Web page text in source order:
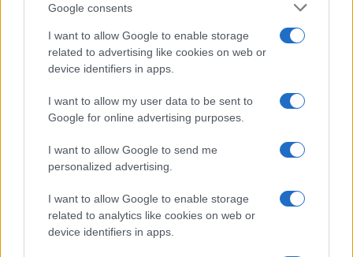
Google consents
I want to allow Google to enable storage
related to advertising like cookies on web or
device identifiers in apps.
I want to allow my user data to be sent to
Google for online advertising purposes.
I want to allow Google to send me
personalized advertising.
I want to allow Google to enable storage
related to analytics like cookies on web or
device identifiers in apps.
Μη επανδρωμένα επιφανείας Magura
εξαπέλυσαν drones κατά ρωσικών
ραντάρ στην Κριμαία – βίντεο
ΣΑΝ ΣΗΜΕΡΑ – 26 Ιουλίου/7 Αυγούστου
Κολοκοτρώνης συντρίβει τον Δράμαλη